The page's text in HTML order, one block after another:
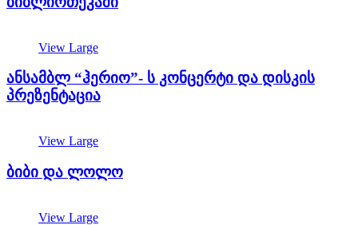
View Large
ანსამბლ “ჰერიო”- ს კონცერტი და დისკის
პრეზენტაცია
View Large
ბიბი და ლოლო
View Large